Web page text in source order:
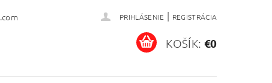
PRIHLÁSENIE | REGISTRÁCIA
KOŠÍK: €0